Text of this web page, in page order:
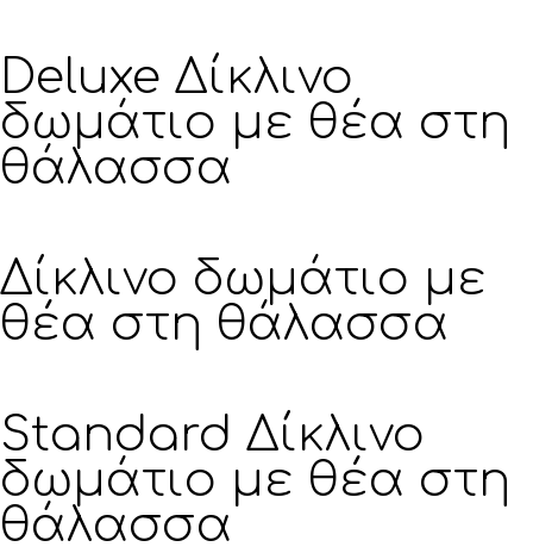
Deluxe Δίκλινο
δωμάτιο με θέα στη
θάλασσα
Δίκλινο δωμάτιο με
θέα στη θάλασσα
Standard Δίκλινο
δωμάτιο με θέα στη
θάλασσα